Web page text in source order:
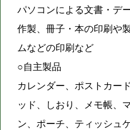
パソコンによる文書・デ
作製、冊子・本の印刷や
ムなどの印刷など
○自主製品
カレンダー、ポストカー
ッド、しおり、メモ帳、
ン、ポーチ、ティッシュ